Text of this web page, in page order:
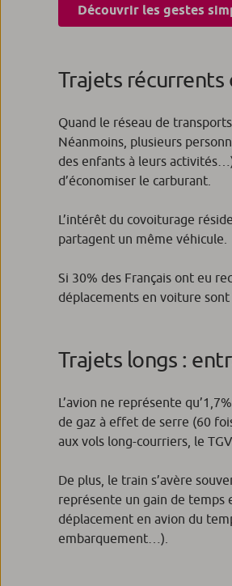
Découvrir les gestes
Trajets récurrents
Quand le réseau de
Néanmoins, plusieurs
des enfants à leurs
d’économiser le carburant.
L’intérêt du covoiturage
partagent un même véhicule.
Si 30% des Français ont eu
déplacements en voiture sont
Trajets longs :
L’avion ne représente
de gaz à effet de serre (60
aux vols long-courriers, le
De plus, le train s’avère
représente un gain de
déplacement en avion du
embarquement…).